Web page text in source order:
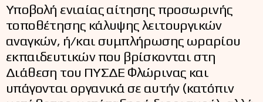
Υποβολή ενιαίας αίτησης προσωρινής
τοποθέτησης κάλυψης λειτουργικών
αναγκών, ή/και συμπλήρωσης ωραρίου
εκπαιδευτικών που βρίσκονται στη
Διάθεση του ΠΥΣΔΕ Φλώρινας και
υπάγονται οργανικά σε αυτήν (κατόπιν